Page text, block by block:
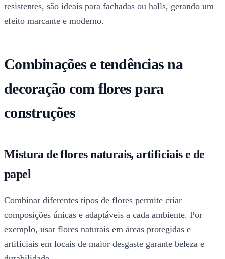
resistentes, são ideais para fachadas ou halls, gerando um
efeito marcante e moderno.
Combinações e tendências na
decoração com flores para
construções
Mistura de flores naturais, artificiais e de
papel
Combinar diferentes tipos de flores permite criar
composições únicas e adaptáveis a cada ambiente. Por
exemplo, usar flores naturais em áreas protegidas e
artificiais em locais de maior desgaste garante beleza e